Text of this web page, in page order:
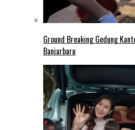
Ground Breaking Gedung
Banjarbaru